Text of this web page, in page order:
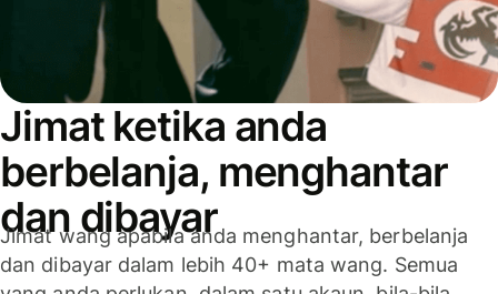
Jimat ketika anda
berbelanja, menghantar
dan dibayar
Jimat wang apabila anda menghantar, berbelanja
dan dibayar dalam lebih 40+ mata wang. Semua